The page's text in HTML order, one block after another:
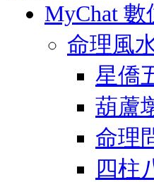
MyChat
命理風
星僑
葫蘆
命理
四柱